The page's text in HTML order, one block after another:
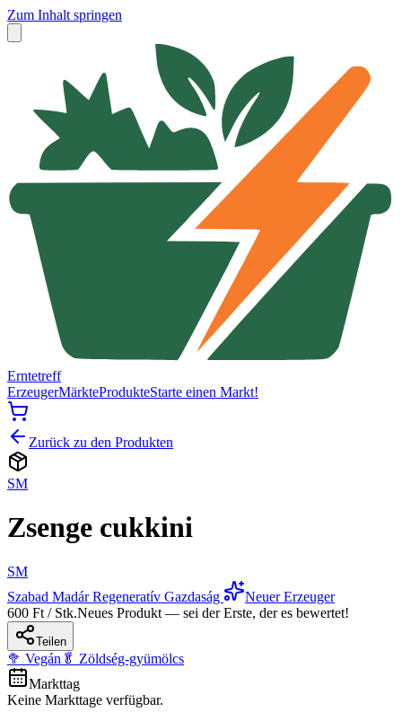
Zum Inhalt springen
Erntetreff
ErzeugerMärkteProdukteStarte einen Markt!
Zurück zu den Produkten
SM
Zsenge cukkini
SM
Szabad Madár Regeneratív Gazdaság
Neuer Erzeuger
600 Ft / Stk.Neues Produkt — sei der Erste, der es bewertet!
Teilen
🥦 Vegán 🥬 Zöldség-gyümölcs
Markttag
Keine Markttage verfügbar.